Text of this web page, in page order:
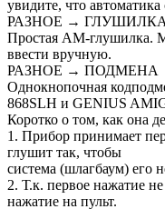
увидите, что автоматика
РАЗНОЕ → ГЛУШИЛКА
Простая АМ-глушилка.
ввести вручную.
РАЗНОЕ → ПОДМЕНА
Однокнопочная
868SLH и GENIUS
Коротко о том, как она
1. Прибор принимает
глушит так, чтобы
система (шлагбаум) его
2. Т.к. первое нажатие
нажатие на пульт.